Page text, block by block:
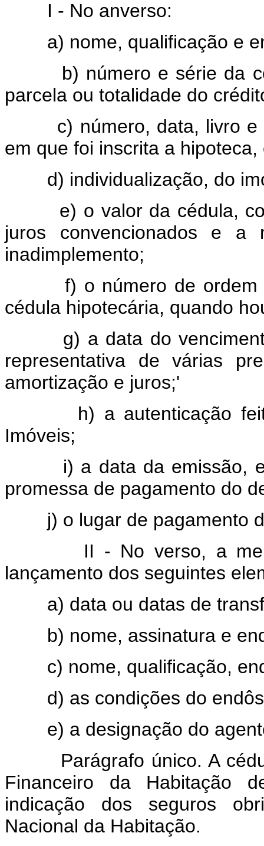
I - No anverso:
a) nome, qualificação e
b) número e série da
parcela ou totalidade do
c) número, data, livro e
em que foi inscrita a
d) individualização, do
e) o valor da cédula,
juros convencionados e
inadimplemento;
f) o número de ordem
cédula hipotecária, quando
g) a data do
representativa de várias
amortização e juros;'
h) a autenticação
Imóveis;
i) a data da emissão, e
promessa de pagamento do
j) o lugar de pagamento
II - No verso, a
lançamento dos seguintes
a) data ou datas de
b) nome, assinatura e
c) nome, qualificação,
d) as condições do
e) a designação do
Parágrafo único. A
Financeiro da Habitação
indicação dos seguros
Nacional da Habitação.